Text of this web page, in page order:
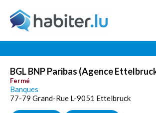
BGL BNP Paribas (Agence
Fermé
Banques
77-79 Grand-Rue L-9051 Ettelbruck